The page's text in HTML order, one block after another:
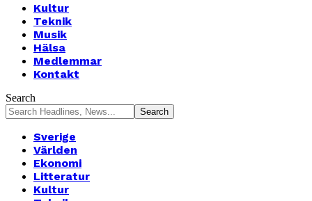
Kultur
Teknik
Musik
Hälsa
Medlemmar
Kontakt
Search
Sverige
Världen
Ekonomi
Litteratur
Kultur